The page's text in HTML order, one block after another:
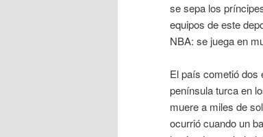
se sepa los
equipos de este
NBA: se juega en
El país cometió dos
península turca en
muere a miles de
ocurrió cuando un